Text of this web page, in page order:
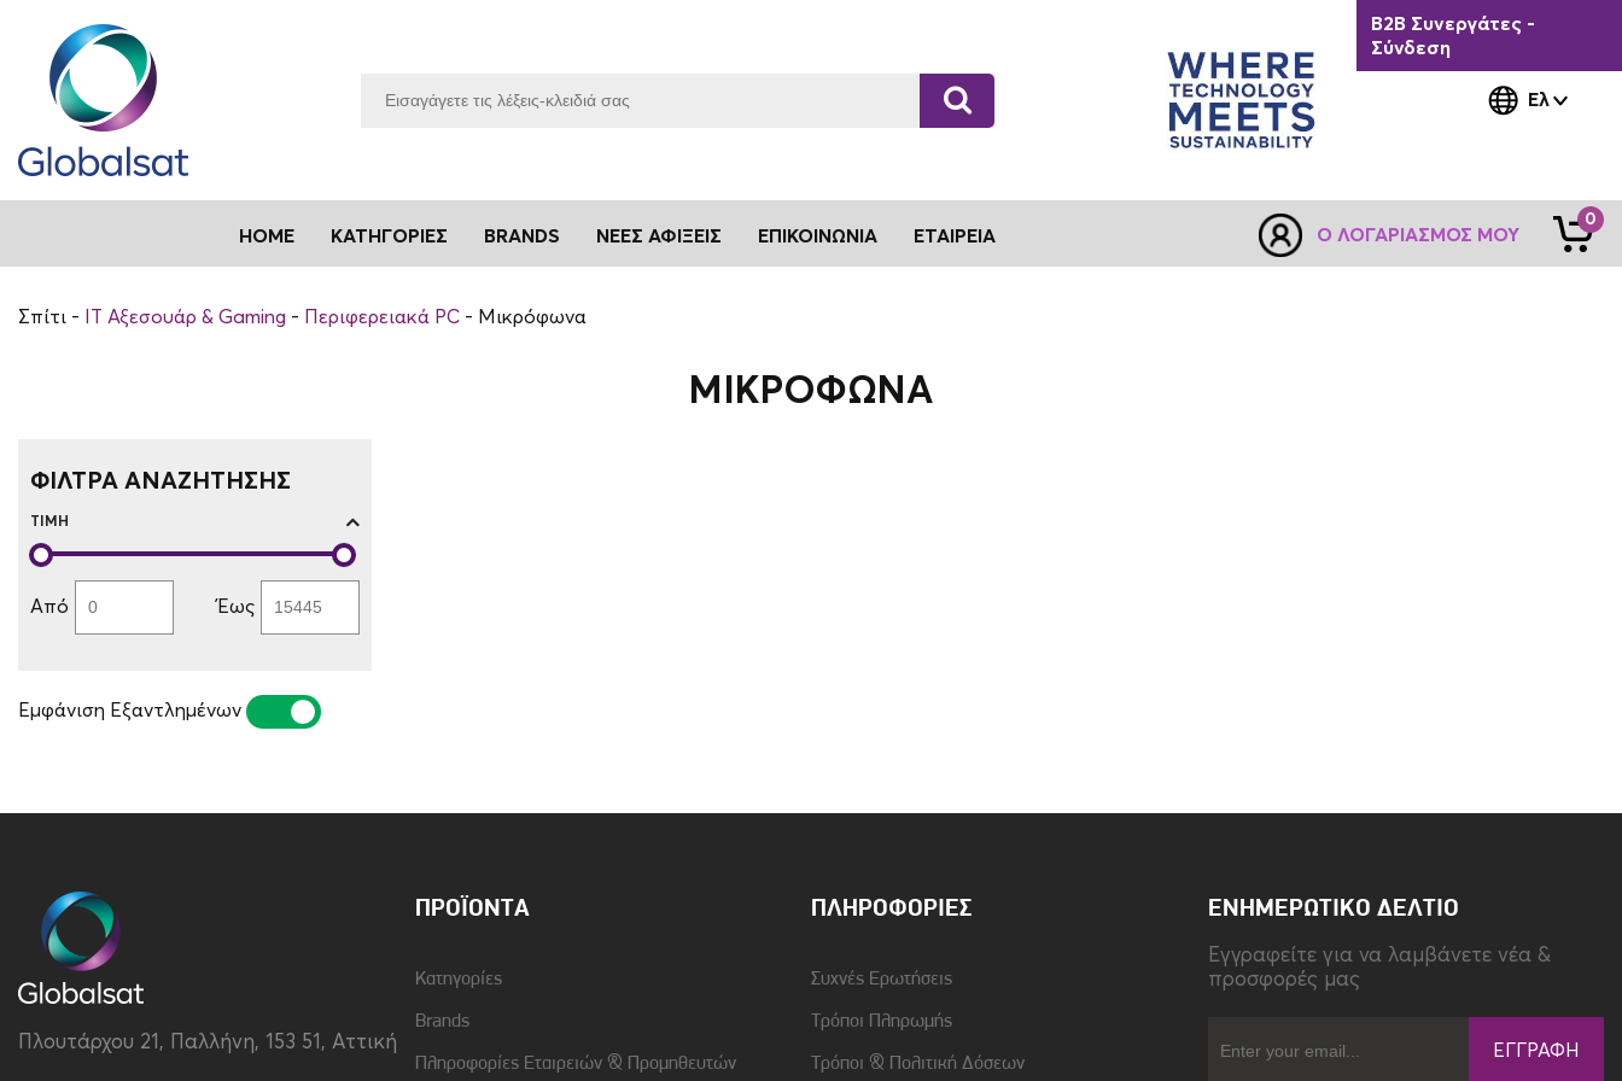
Ελ
B2B Συνεργάτες -
Σύνδεση
HOME ΚΑΤΗΓΟΡΊΕΣ BRANDS ΝΈΕΣ ΑΦΊΞΕΙΣ ΕΠΙΚΟΙΝΩΝΊΑ ΕΤΑΙΡΕΊΑ Ο ΛΟΓΑΡΙΑΣΜΌΣ ΜΟΥ
0
Σπίτι ΙΤ Αξεσουάρ & Gaming Περιφερειακά PC Μικρόφωνα
ΜΙΚΡΌΦΩΝΑ
ΦΙΛΤΡΑ ΑΝΑΖΗΤΗΣΗΣ
ΤΙΜΉ
Από Έως
Εμφάνιση Εξαντλημένων
Πλουτάρχου 21, Παλλήνη, 153 51, Αττική
ΠΡΟΪΌΝΤΑ
Κατηγορίες
Brands
Πληροφορίες Εταιρειών & Προμηθευτών
ΠΛΗΡΟΦΟΡΊΕΣ
Συχνές Ερωτήσεις
Τρόποι Πληρωμής
Τρόποι & Πολιτική Δόσεων
ΕΝΗΜΕΡΩΤΙΚΌ ΔΕΛΤΊΟ
Eγγραφείτε για να λαμβάνετε νέα &
προσφορές μας
ΕΓΓΡΑΦΉ